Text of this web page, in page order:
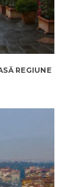
REGIUNE